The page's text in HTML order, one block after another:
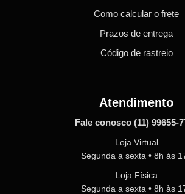
Como calcular o frete
Prazos de entrega
Código de rastreio
Atendimento
Fale conosco (11) 99655-
Loja Virtual
Segunda a sexta • 8h às
Loja Física
Segunda a sexta • 8h às